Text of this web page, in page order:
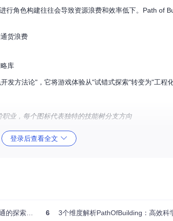
行角色构建往往会导致资源浪费和效率低下。Path of
货浪费
库
发方法论"，它将游戏体验从"试错式探索"转变为"工程
业，每个图标代表独特的技能树分支方向
能
实时查看属性变化
登录后查看全文
索指南 6 3个维度解析PathOfBuilding：高效科